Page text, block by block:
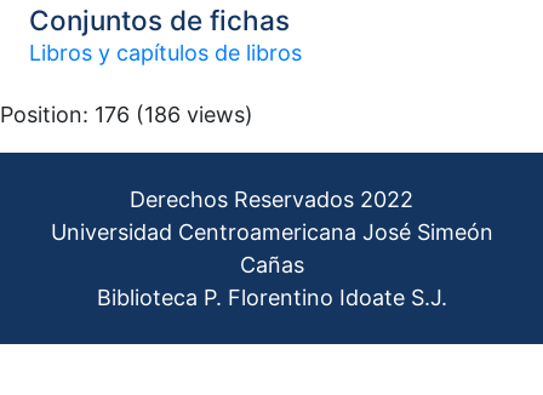
Conjuntos de fichas
Libros y capítulos de libros
Position: 176 (186 views)
Derechos Reservados 2022
Universidad Centroamericana José Simeón
Cañas
Biblioteca P. Florentino Idoate S.J.